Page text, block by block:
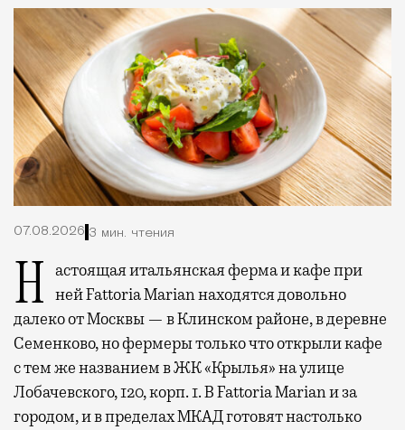
07.08.2026 3 мин. чтения
Настоящая итальянская ферма и кафе при ней Fattoria Marian находятся довольно
далеко от Москвы — в Клинском районе, в деревне
Семенково, но фермеры только что открыли кафе
с тем же названием в ЖК «Крылья» на улице
Лобачевского, 120, корп. 1. В Fattoria Marian и за
городом, и в пределах МКАД готовят настолько